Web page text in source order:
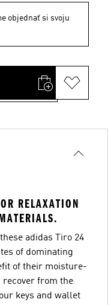
objednať si svoju
RELAXATION
adidas Tiro 24
of dominating
of their moisture-
recover from the
keys and wallet